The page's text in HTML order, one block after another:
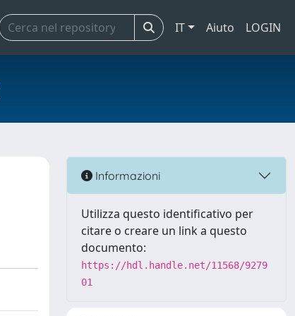
IT Aiuto LOGIN
Informazioni
Utilizza questo identificativo per
citare o creare un link a questo
documento:
https://hdl.handle.net/11568/9279
01